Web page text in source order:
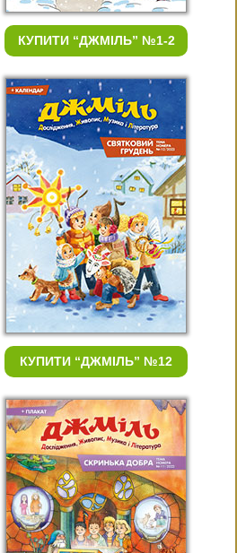
КУПИТИ “ДЖМІЛЬ” №1-2
КУПИТИ “ДЖМІЛЬ” №12